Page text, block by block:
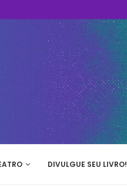
DIVULGUE SEU LIVRO!